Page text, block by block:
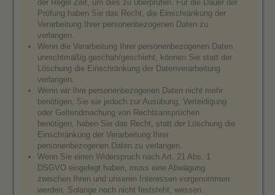
der Regel Zeit, um dies zu überprüfen. Für die Dauer der
Prüfung haben Sie das Recht, die Einschränkung der
Verarbeitung Ihrer personenbezogenen Daten zu
verlangen.
Wenn die Verarbeitung Ihrer personenbezogenen Daten
unrechtmäßig geschah/geschieht, können Sie statt der
Löschung die Einschränkung der Datenverarbeitung
verlangen.
Wenn wir Ihre personenbezogenen Daten nicht mehr
benötigen, Sie sie jedoch zur Ausübung, Verteidigung
oder Geltendmachung von Rechtsansprüchen
benötigen, haben Sie das Recht, statt der Löschung die
Einschränkung der Verarbeitung Ihrer
personenbezogenen Daten zu verlangen.
Wenn Sie einen Widerspruch nach Art. 21 Abs. 1
DSGVO eingelegt haben, muss eine Abwägung
zwischen Ihren und unseren Interessen vorgenommen
werden. Solange noch nicht feststeht, wessen